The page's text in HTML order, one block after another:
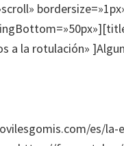
a la rotulación»
es/la-